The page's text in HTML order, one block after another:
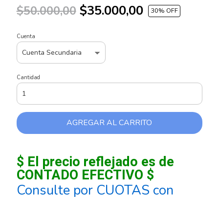
$50.000,00$35.000,00 30% OFF
Cuenta
Cantidad
AGREGAR AL CARRITO
$ El precio reflejado es de
CONTADO EFECTIVO $
Consulte por CUOTAS con